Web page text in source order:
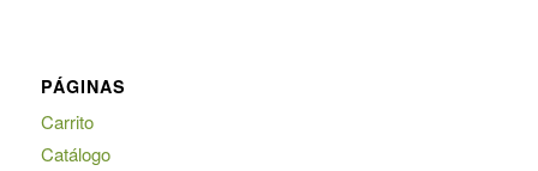
PÁGINAS
Carrito
Catálogo